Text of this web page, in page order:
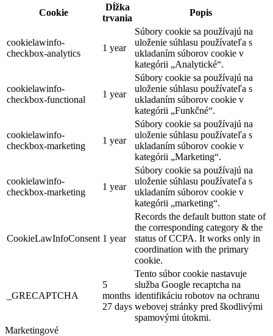
Cookie
Dĺžka
trvania
Popis
cookielawinfo-
checkbox-analytics
1 year
Súbory cookie sa používajú na
uloženie súhlasu používateľa s
ukladaním súborov cookie v
kategórii „Analytické“.
cookielawinfo-
checkbox-functional
1 year
Súbory cookie sa používajú na
uloženie súhlasu používateľa s
ukladaním súborov cookie v
kategórii „Funkčné“.
cookielawinfo-
checkbox-marketing
1 year
Súbory cookie sa používajú na
uloženie súhlasu používateľa s
ukladaním súborov cookie v
kategórii „Marketing“.
cookielawinfo-
checkbox-marketing
1 year
Súbory cookie sa používajú na
uloženie súhlasu používateľa s
ukladaním súborov cookie v
kategórii „marketing“.
CookieLawInfoConsent 1 year
Records the default button state of
the corresponding category & the
status of CCPA. It works only in
coordination with the primary
cookie.
_GRECAPTCHA
5
months
27 days
Tento súbor cookie nastavuje
služba Google recaptcha na
identifikáciu robotov na ochranu
webovej stránky pred škodlivými
spamovými útokmi.
Marketingové